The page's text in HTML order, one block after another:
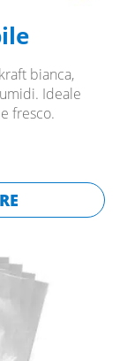
bianca,
Ideale
fresco.